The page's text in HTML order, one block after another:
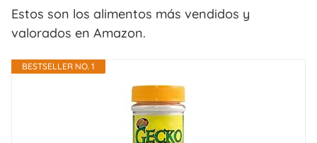
Estos son los alimentos más vendidos y
valorados en Amazon.
BESTSELLER NO. 1